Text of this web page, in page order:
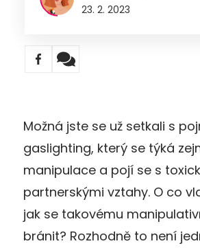
23. 2. 2023
Možná jste se už setkali s
gaslighting, který se týká
manipulace a pojí se s
partnerskými vztahy. O co
jak se takovému
bránit? Rozhodně to není